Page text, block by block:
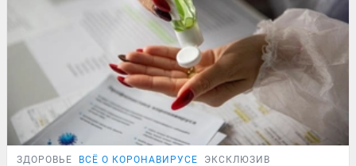
ЗДОРОВЬЕ ВСЁ О КОРОНАВИРУСЕ ЭКСКЛЮЗИВ